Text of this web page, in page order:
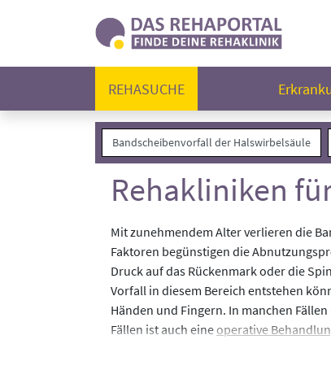
REHASUCHE
Rehakliniken
Mit zunehmendem Alter verlieren die
Faktoren begünstigen die
Druck auf das Rückenmark oder die
Vorfall in diesem Bereich entstehen
Händen und Fingern. In manchen
Fällen ist auch eineoperative
positiv zu beeinflussen. Auch nach